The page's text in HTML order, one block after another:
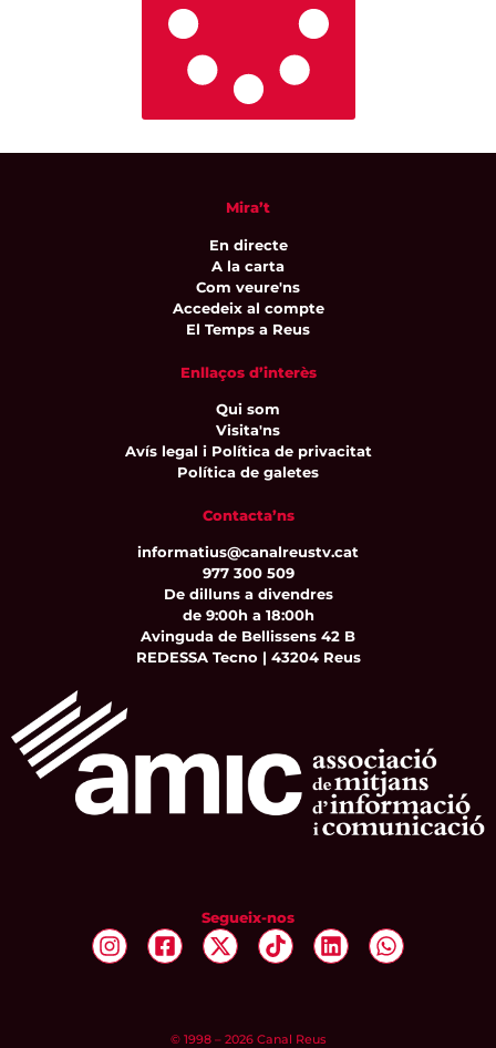
Mira’t
En directe
A la carta
Com veure'ns
Accedeix al compte
El Temps a Reus
Enllaços d’interès
Qui som
Visita'ns
Avís legal i Política de privacitat
Política de galetes
Contacta’ns
informatius@canalreustv.cat
977 300 509
De dilluns a divendres
de 9:00h a 18:00h
Avinguda de Bellissens 42 B
REDESSA Tecno | 43204 Reus
Segueix-nos
© 1998 – 2026 Canal Reus